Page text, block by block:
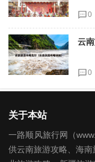
0
云
0
关于本站
一路顺风旅行网（
供云南旅游攻略、海